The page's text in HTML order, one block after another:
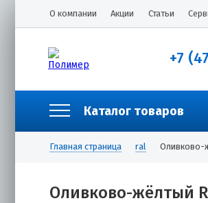
О компании Акции Статьи
+7
Каталог товаров
Главная страница ral Оливково-
Оливково-жёлтый